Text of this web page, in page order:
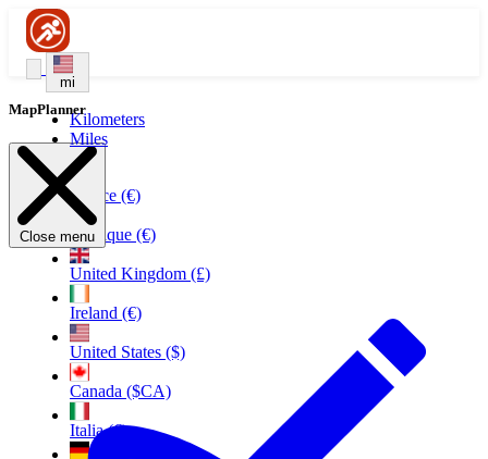
mi
Kilometers
Miles
France (€)
Belgique (€)
United Kingdom (£)
Ireland (€)
United States ($)
Canada ($CA)
Italia (€)
MapPlanner
Close menu